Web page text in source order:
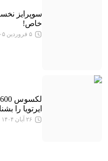
سوپرایز
خاص!
۵ فروردین ۱۴۰۵
ایرتویا را
۲۶ آبان ۱۴۰۴